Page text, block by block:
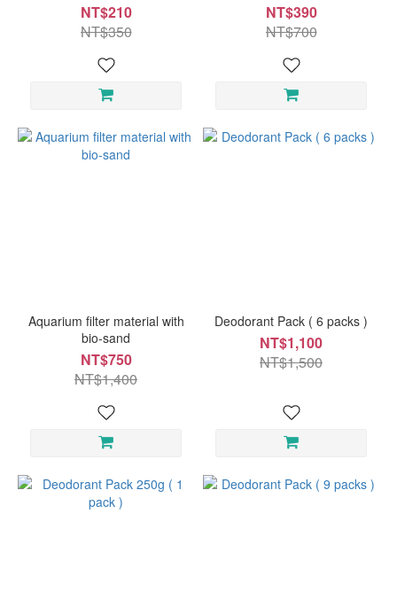
NT$210
NT$350
NT$390
NT$700
Aquarium filter material with
bio-sand
NT$750
NT$1,400
Deodorant Pack ( 6 packs )
NT$1,100
NT$1,500